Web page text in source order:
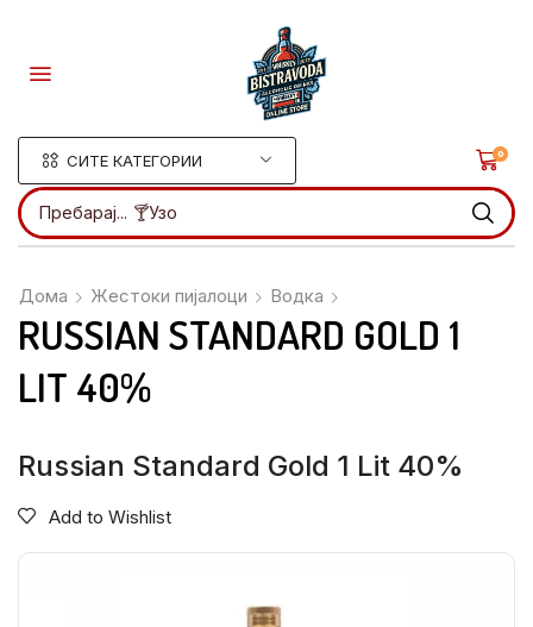
СИТЕ КАТЕГОРИИ
Пребарај... 🍸Ликери
0
Дома Жестоки пијалоци Водка
RUSSIAN STANDARD GOLD 1
LIT 40%
Russian Standard Gold 1 Lit 40%
Add to Wishlist